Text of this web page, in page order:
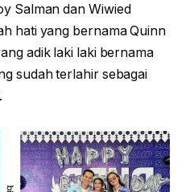
Salman dan Wiwied
hati yang bernama Quinn
adik laki laki bernama
sudah terlahir sebagai